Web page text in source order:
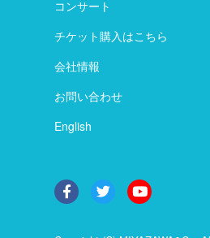
コンサート
チケット購入はこちら
会社情報
お問い合わせ
English